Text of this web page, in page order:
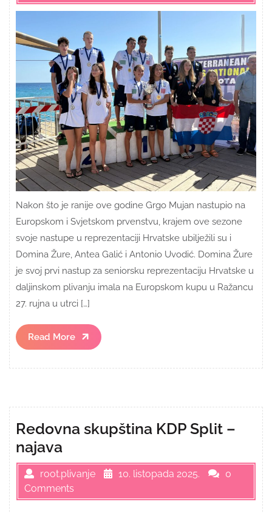
Nakon što je ranije ove godine Grgo Mujan nastupio na
Europskom i Svjetskom prvenstvu, krajem ove sezone
svoje nastupe u reprezentaciji Hrvatske ubilježili su i
Domina Žure, Antea Galić i Antonio Uvodić. Domina Žure
je svoj prvi nastup za seniorsku reprezentaciju Hrvatske u
daljinskom plivanju imala na Europskom kupu u Ražancu
27. rujna u utrci […]
Read More
Read
More
Redovna skupština KDP Split –
najava
root.plivanje 10. listopada 2025.
0
Comments